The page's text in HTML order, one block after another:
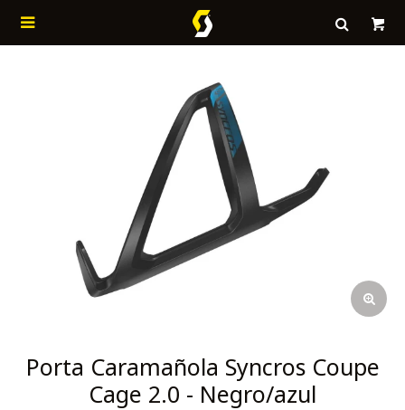

Porta Caramañola Syncros Coupe
Cage 2.0 - Negro/azul